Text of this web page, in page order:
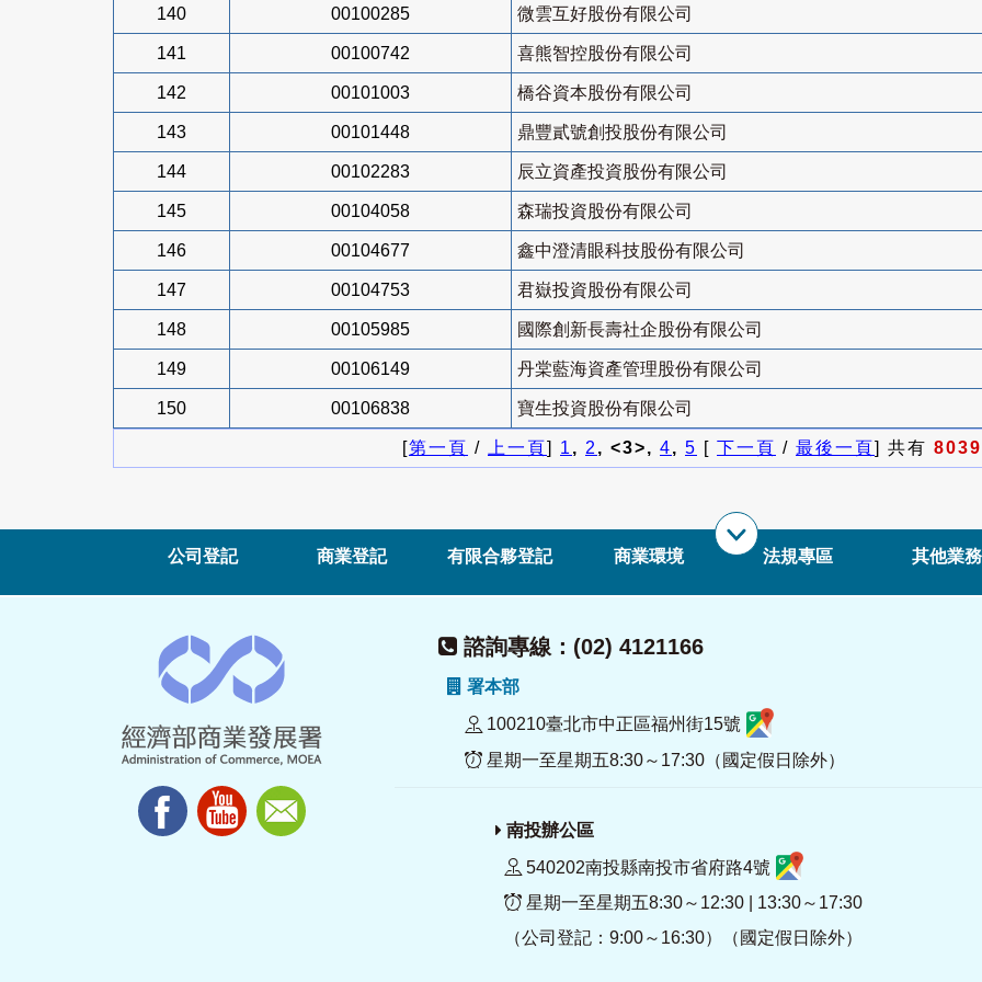
140 00100285 微雲互好股份有限公司
141 00100742 喜熊智控股份有限公司
142 00101003 橋谷資本股份有限公司
143 00101448 鼎豐貳號創投股份有限公司
144 00102283 辰立資產投資股份有限公司
145 00104058 森瑞投資股份有限公司
146 00104677 鑫中澄清眼科技股份有限公司
147 00104753 君嶽投資股份有限公司
148 00105985 國際創新長壽社企股份有限公司
149 00106149 丹棠藍海資產管理股份有限公司
150 00106838 寶生投資股份有限公司
[第一頁 / 上一頁] 1, 2, <3>, 4, 5 [ 下一頁 / 最後一頁] 共有 8039
公司登記 商業登記 有限合夥登記 商業環境 法規專區 其他業務
諮詢專線：(02) 4121166
署本部
100210臺北市中正區福州街15號
星期一至星期五8:30～17:30（國定假日除外）
南投辦公區
540202南投縣南投市省府路4號
星期一至星期五8:30～12:30 | 13:30～17:30
（公司登記：9:00～16:30）（國定假日除外）